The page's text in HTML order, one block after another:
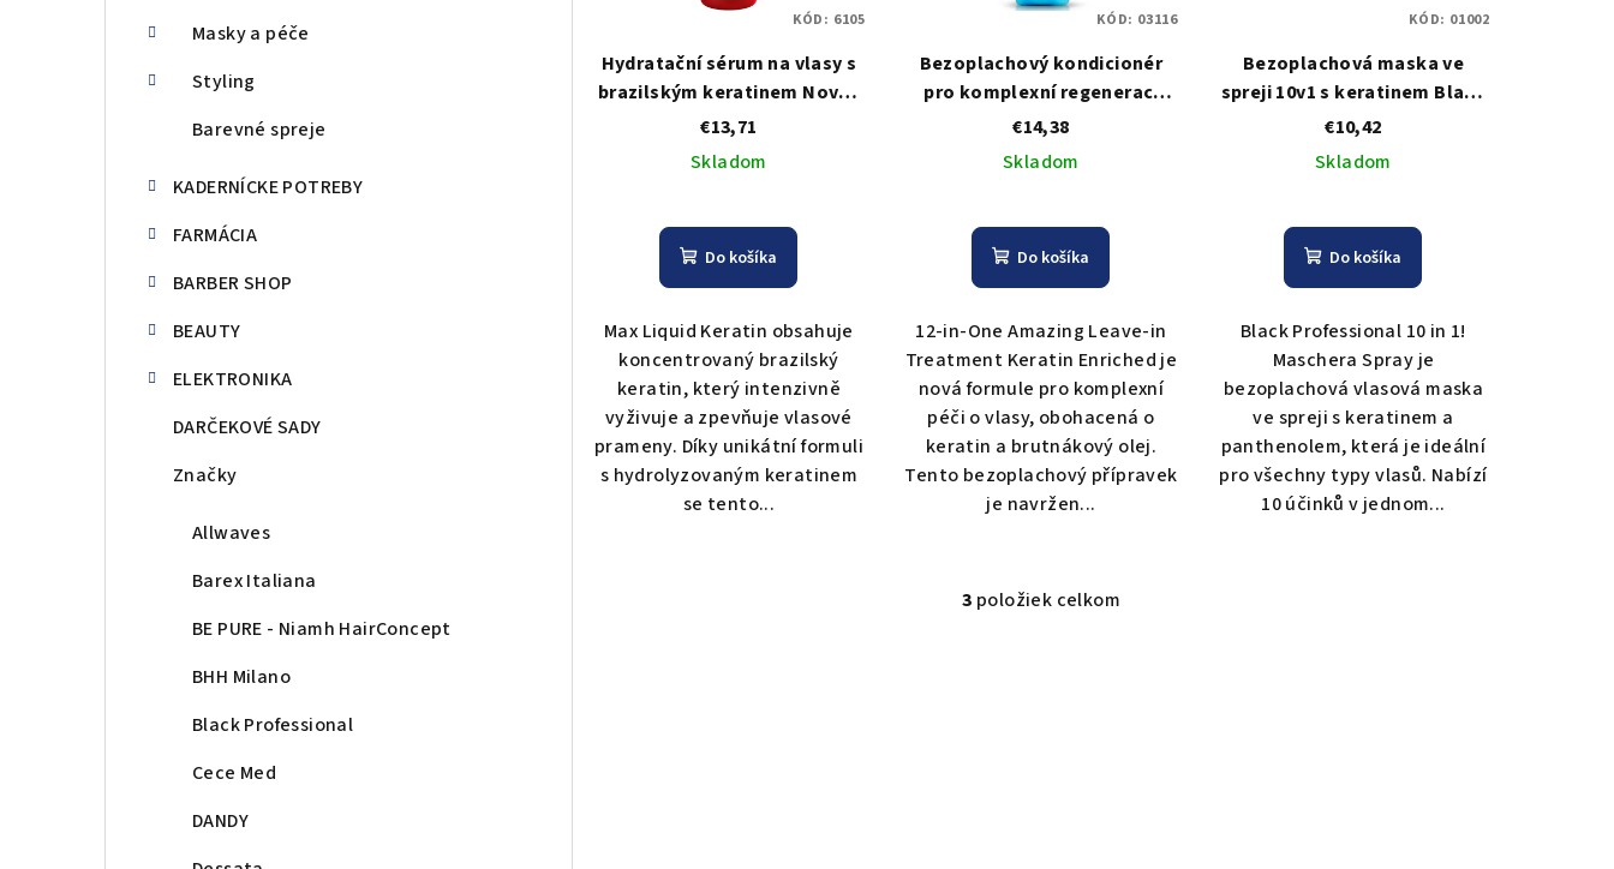
Masky a péče
Styling
Barevné spreje
KADERNÍCKE POTREBY
FARMÁCIA
BARBER SHOP
BEAUTY
ELEKTRONIKA
DARČEKOVÉ SADY
Značky
Allwaves
Barex Italiana
BE PURE - Niamh HairConcept
BHH Milano
Black Professional
Cece Med
DANDY
r
o
o
rHydratační sérum na vlasy s
brazilským keratinem Novex
Max Liquid Brazilian Keratin
250 ml
€13,71
Skladom
Do košíka
Max Liquid Keratin obsahuje
koncentrovaný brazilský
keratin, který intenzivně
vyživuje a zpevňuje vlasové
prameny. Díky unikátní formuli
s hydrolyzovaným keratinem
se tento...
KÓD: 6105
Bezoplachový kondicionér
pro komplexní regeneraci
vlasů It 12 in One Amazing
Leave in Treatment Keratin
€14,38
Skladom
Do košíka
12-in-One Amazing Leave-in
Treatment Keratin Enriched je
nová formule pro komplexní
péči o vlasy, obohacená o
keratin a brutnákový olej.
Tento bezoplachový přípravek
je navržen...
KÓD: 03116
Bezoplachová maska ve
spreji 10v1 s keratinem Black
Professional 10 in 1!
Maschera - 200 ml
€10,42
Skladom
Do košíka
Black Professional 10 in 1!
Maschera Spray je
bezoplachová vlasová maska
ve spreji s keratinem a
panthenolem, která je ideální
pro všechny typy vlasů. Nabízí
10 účinků v jednom...
KÓD: 01002
O
3 položiek celkom